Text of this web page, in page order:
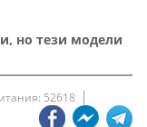
но тези модели
52618